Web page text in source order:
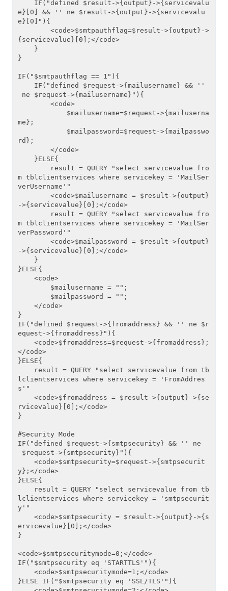
    IF("defined $result->{output}->{servicevalu
e}[0] && '' ne $result->{output}->{servicevalu
e}[0]"){
        <code>$smtpauthflag=$result->{output}->
{servicevalue}[0];</code>
    }
}
IF("$smtpauthflag == 1"){
    IF("defined $request->{mailusername} && ''
ne $request->{mailusername}"){
        <code>
            $mailusername=$request->{mailuserna
me};
            $mailpassword=$request->{mailpasswo
rd};
        </code>
    }ELSE{
        result = QUERY "select servicevalue fro
m tblclientservices where servicekey = 'MailSer
verUsername'"
        <code>$mailusername = $result->{output}
->{servicevalue}[0];</code>
        result = QUERY "select servicevalue fro
m tblclientservices where servicekey = 'MailSer
verPassword'"
        <code>$mailpassword = $result->{output}
->{servicevalue}[0];</code>
    }
}ELSE{
    <code>
        $mailusername = "";
        $mailpassword = "";
    </code>
}
IF("defined $request->{fromaddress} && '' ne $r
equest->{fromaddress}"){
    <code>$fromaddress=$request->{fromaddress};
</code>
}ELSE{
    result = QUERY "select servicevalue from tb
lclientservices where servicekey = 'FromAddres
s'"
    <code>$fromaddress = $result->{output}->{se
rvicevalue}[0];</code>
}
#Security Mode
IF("defined $request->{smtpsecurity} && '' ne
$request->{smtpsecurity}"){
    <code>$smtpsecurity=$request->{smtpsecurit
y};</code>
}ELSE{
    result = QUERY "select servicevalue from tb
lclientservices where servicekey = 'smtpsecurit
y'"
    <code>$smtpsecurity = $result->{output}->{s
ervicevalue}[0];</code>
}
<code>$smtpsecuritymode=0;</code>
IF("$smtpsecurity eq 'STARTTLS'"){
    <code>$smtpsecuritymode=1;</code>
}ELSE IF("$smtpsecurity eq 'SSL/TLS'"){